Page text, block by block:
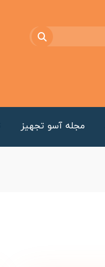
مجله آسو تجهیز